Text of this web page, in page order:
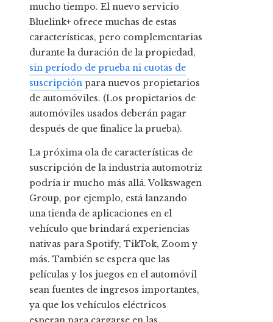
mucho tiempo. El nuevo servicio
Bluelink+ ofrece muchas de estas
características, pero complementarias
durante la duración de la propiedad,
sin período de prueba ni cuotas de
suscripción para nuevos propietarios
de automóviles. (Los propietarios de
automóviles usados ​​deberán pagar
después de que finalice la prueba).
La próxima ola de características de
suscripción de la industria automotriz
podría ir mucho más allá. Volkswagen
Group, por ejemplo, está lanzando
una tienda de aplicaciones en el
vehículo que brindará experiencias
nativas para Spotify, TikTok, Zoom y
más. También se espera que las
películas y los juegos en el automóvil
sean fuentes de ingresos importantes,
ya que los vehículos eléctricos